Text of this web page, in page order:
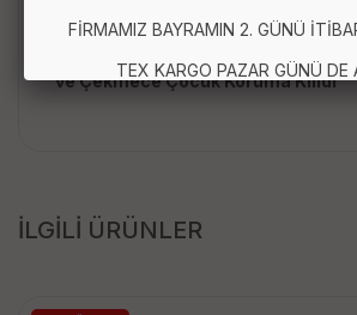
1 adet sipariş vermeniz durumunda 1
ve Çekmece Çocuk Koruma Kilidi"
İLGİLİ ÜRÜNLER
FİRMAMIZ BAYRAMIN 2. GÜNÜ
TEX KARGO PAZAR GÜNÜ DE